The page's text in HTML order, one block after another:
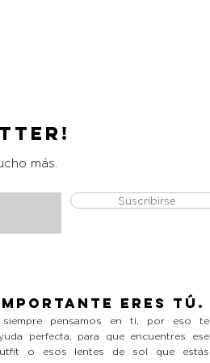
más.
Suscribirse
eres tú.
siempre pensamos en ti, por eso te
perfecta, para que encuentres ese
o esos lentes de sol que estás